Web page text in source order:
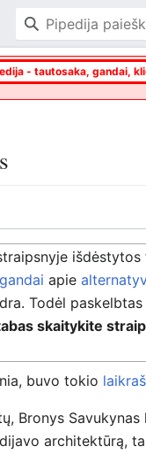
- tautosaka, gandai,
gandai apie
Todėl paskelbtas
skaitykite
buvo tokio
Bronys
architektūrą,